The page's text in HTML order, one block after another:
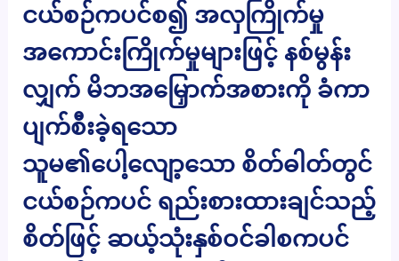
ငယ်စဉ်ကပင်စ၍ အလှကြိုက်မှု
အကောင်းကြိုက်မှုများဖြင့် နစ်မွန်း
လျှက် မိဘအမြှောက်အစားကို ခံကာ
ပျက်စီးခဲ့ရသော
သူမ၏ပေါ့လျော့သော စိတ်ဓါတ်တွင်
ငယ်စဉ်ကပင် ရည်းစားထားချင်သည့်
စိတ်ဖြင့် ဆယ့်သုံးနှစ်ဝင်ခါစကပင်